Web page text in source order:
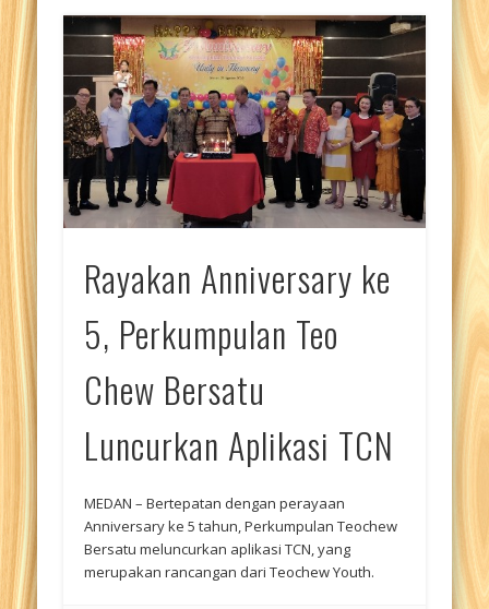
Rayakan Anniversary ke
5, Perkumpulan Teo
Chew Bersatu
Luncurkan Aplikasi TCN
MEDAN – Bertepatan dengan perayaan
Anniversary ke 5 tahun, Perkumpulan Teochew
Bersatu meluncurkan aplikasi TCN, yang
merupakan rancangan dari Teochew Youth.